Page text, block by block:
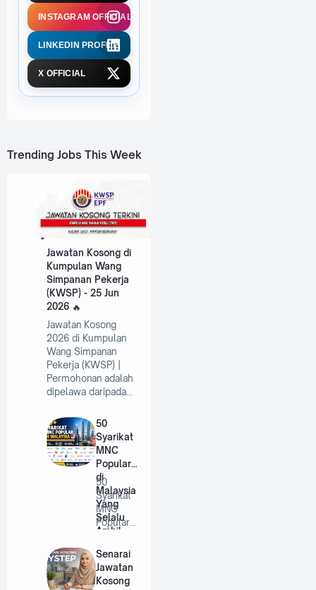
INSTAGRAM OFFICIAL
LINKEDIN PROFILE
X OFFICIAL
Trending Jobs This Week
Jawatan Kosong di
Kumpulan Wang
Simpanan Pekerja
(KWSP) - 25 Jun
2026
Jawatan Kosong
2026 di Kumpulan
Wang Simpanan
Pekerja (KWSP) |
Permohonan adalah
dipelawa daripada…
50
Syarikat
MNC
Popular
di
Malaysia
Yang
Selalu
Ambil
Tahun
2026
50
Syarikat
MNC
Popular
Malaysia
Yang
Selalu
Senarai
Jawatan
Kosong